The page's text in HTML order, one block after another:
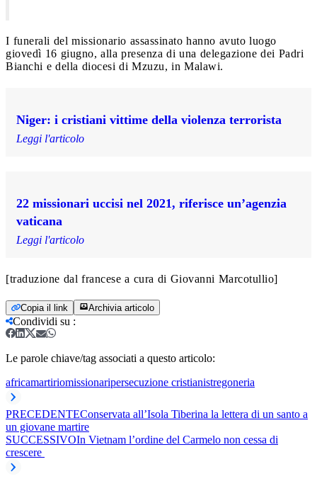
I funerali del missionario assassinato hanno avuto luogo
giovedì 16 giugno, alla presenza di una delegazione dei Padri
Bianchi e della diocesi di Mzuzu, in Malawi.
Niger: i cristiani vittime della violenza terrorista
Leggi l'articolo
22 missionari uccisi nel 2021, riferisce un’agenzia
vaticana
Leggi l'articolo
[traduzione dal francese a cura di Giovanni Marcotullio]
Copia il link Archivia articolo
Condividi su :
Le parole chiave/tag associati a questo articolo:
africamartiriomissionaripersecuzione cristianistregoneria
PRECEDENTEConservata all’Isola Tiberina la lettera di un santo a
un giovane martire
SUCCESSIVOIn Vietnam l’ordine del Carmelo non cessa di
crescere